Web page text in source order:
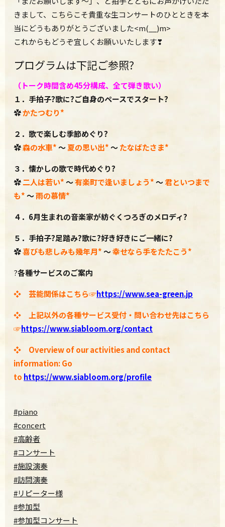
きまして、こちらこそ貴重な生コンサートのひとときを本
当にどうもありがとうございました<m(__)m>
これからもどうぞ宜しくお願いいたします❣
プログラムは下記ご参照?
（トーク時間含め45分構成、全て弾き歌い）
１．手拍子?歌に?ご自身のペースでスタート?
✿かたつむり*
２．歌で楽しむ季節めぐり?
✿森の水車*～夏の思い出*～たなばたさま*
３．懐かしの歌で時代めぐり?
✿二人は若い*～有楽町で逢いましょう*～君といつまで
も*～雨の慕情*
４．6月生まれの音楽家が紡ぐくつろぎのメロディ?
５．手拍子?足踏み?歌に?好き好きにご一緒に?
✿喜びも悲しみも幾年月*～幸せなら手をたたこう*
?各種サービスのご案内
❖ 芸能関係はこちら☞https://www.sea-green.jp
❖ 上記以外の各種サービス受付・問い合わせ先はこちら
☞https://www.siabloom.org/contact
❖ Overview of our activities and contact
information: Go
to https://www.siabloom.org/profile
#piano
#concert
#高齢者
#コンサート
#施設演奏
#訪問演奏
#リピーター様
#参加型
#参加型コンサート